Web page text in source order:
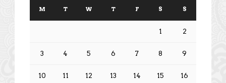
M T W T F S S
1 2
3 4 5 6 7 8 9
10 11 12 13 14 15 16